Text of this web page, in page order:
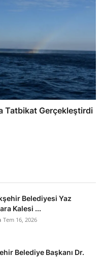
Tatbikat Gerçekleştirdi
Belediyesi Yaz
Kalesi ...
Tem 16, 2026
Belediye Başkanı Dr.